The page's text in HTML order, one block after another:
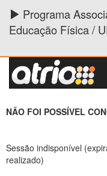
Programa
Educação Física /
NÃO FOI POSSÍVEL
Sessão indisponível
realizado)